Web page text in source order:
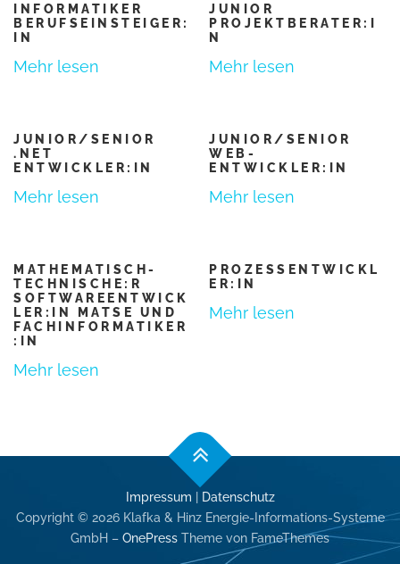
INFORMATIKER
BERUFSEINSTEIGER:
IN
Mehr lesen
JUNIOR
PROJEKTBERATER:I
N
Mehr lesen
JUNIOR/SENIOR
.NET
ENTWICKLER:IN
Mehr lesen
JUNIOR/SENIOR
WEB-
ENTWICKLER:IN
Mehr lesen
MATHEMATISCH-
TECHNISCHE:R
SOFTWAREENTWICK
LER:IN MATSE UND
FACHINFORMATIKER
:IN
Mehr lesen
PROZESSENTWICKL
ER:IN
Mehr lesen
Impressum | Datenschutz
Copyright © 2026 Klafka & Hinz Energie-Informations-Systeme
GmbH – OnePress Theme von FameThemes